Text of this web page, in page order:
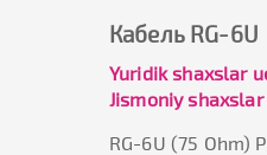
Кабель RG-6U
Yuridik shaxslar
Jismoniy
RG-6U (75 Ohm)